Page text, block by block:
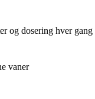
og dosering hver gang
vaner